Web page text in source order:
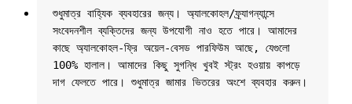
শুধুমাত্র বাহ্যিক ব্যবহারের জন্য। অ্যালকোহল/ফ্র্যাগন্যান্সে
সংবেদনশীল ব্যক্তিদের জন্য উপযোগী নাও হতে পারে। আমাদের
কাছে অ্যালকোহল-ফ্রি অয়েল-বেসড পারফিউম আছে, যেগুলো
100% হালাল। আমাদের কিছু সুগন্ধি খুবই স্ট্রং হওয়ায় কাপড়ে
দাগ ফেলতে পারে। শুধুমাত্র জামার ভিতরের অংশে ব্যবহার করুন।